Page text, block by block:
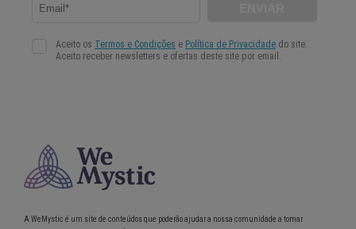
A WeMystic é um site de conteúdos que poderão ajudar a nossa comunidade a tomar